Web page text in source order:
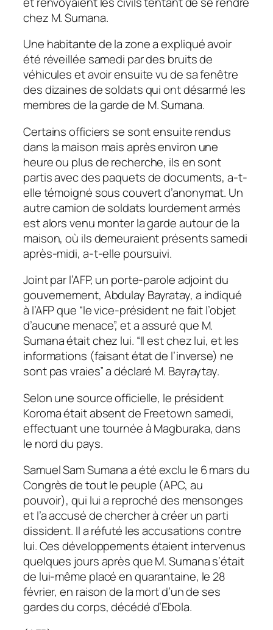
chez M. Sumana.
Une habitante de la zone a expliqué avoir
été réveillée samedi par des bruits de
véhicules et avoir ensuite vu de sa fenêtre
des dizaines de soldats qui ont désarmé les
membres de la garde de M. Sumana.
Certains officiers se sont ensuite rendus
dans la maison mais après environ une
heure ou plus de recherche, ils en sont
partis avec des paquets de documents, a-t-
elle témoigné sous couvert d’anonymat. Un
autre camion de soldats lourdement armés
est alors venu monter la garde autour de la
maison, où ils demeuraient présents samedi
après-midi, a-t-elle poursuivi.
Joint par l’AFP, un porte-parole adjoint du
gouvernement, Abdulay Bayratay, a indiqué
à l’AFP que “le vice-président ne fait l’objet
d’aucune menace”, et a assuré que M.
Sumana était chez lui. “Il est chez lui, et les
informations (faisant état de l’inverse) ne
sont pas vraies” a déclaré M. Bayraytay.
Selon une source officielle, le président
Koroma était absent de Freetown samedi,
effectuant une tournée à Magburaka, dans
le nord du pays.
Samuel Sam Sumana a été exclu le 6 mars du
Congrès de tout le peuple (APC, au
pouvoir), qui lui a reproché des mensonges
et l’a accusé de chercher à créer un parti
dissident. Il a réfuté les accusations contre
lui. Ces développements étaient intervenus
quelques jours après que M. Sumana s’était
de lui-même placé en quarantaine, le 28
février, en raison de la mort d’un de ses
gardes du corps, décédé d’Ebola.